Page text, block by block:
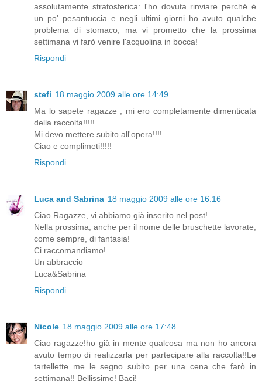
assolutamente stratosferica: l'ho dovuta rinviare perché è
un po' pesantuccia e negli ultimi giorni ho avuto qualche
problema di stomaco, ma vi prometto che la prossima
settimana vi farò venire l'acquolina in bocca!
Rispondi
stefi 18 maggio 2009 alle ore 14:49
Ma lo sapete ragazze , mi ero completamente dimenticata
della raccolta!!!!!
Mi devo mettere subito all'opera!!!!
Ciao e complimeti!!!!!
Rispondi
Luca and Sabrina 18 maggio 2009 alle ore 16:16
Ciao Ragazze, vi abbiamo già inserito nel post!
Nella prossima, anche per il nome delle bruschette lavorate,
come sempre, di fantasia!
Ci raccomandiamo!
Un abbraccio
Luca&Sabrina
Rispondi
Nicole 18 maggio 2009 alle ore 17:48
Ciao ragazze!ho già in mente qualcosa ma non ho ancora
avuto tempo di realizzarla per partecipare alla raccolta!!Le
tartellette me le segno subito per una cena che farò in
settimana!! Bellissime! Baci!